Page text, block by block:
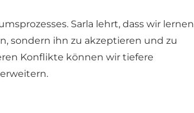
Sarla lehrt, dass wir lernen
sondern ihn zu akzeptieren und zu
Konflikte können wir tiefere